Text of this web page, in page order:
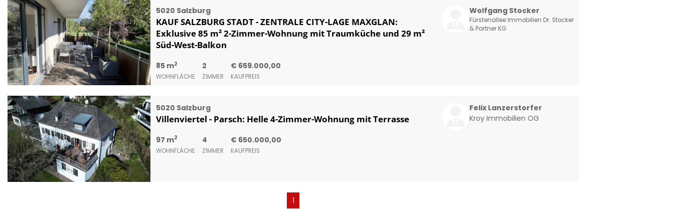
5020 Salzburg
KAUF SALZBURG STADT - ZENTRALE CITY-LAGE MAXGLAN:
Exklusive 85 m² 2-Zimmer-Wohnung mit Traumküche und 29 m²
Süd-West-Balkon
85 m2
WOHNFLÄCHE
2
ZIMMER
€ 659.000,00
KAUFPREIS
Wolfgang Stocker
Fürstenallee Immobilien Dr. Stocker
& Partner KG
5020 Salzburg
Villenviertel - Parsch: Helle 4-Zimmer-Wohnung mit Terrasse
97 m2
WOHNFLÄCHE
4
ZIMMER
€ 650.000,00
KAUFPREIS
Felix Lanzerstorfer
Kroy Immobilien OG
1(current)